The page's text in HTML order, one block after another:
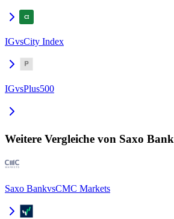
IGvsCity Index
IGvsPlus500
Weitere Vergleiche von Saxo Bank
Saxo BankvsCMC Markets